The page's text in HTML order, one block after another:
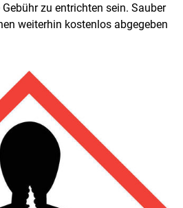
zu entrichten sein. Sauber
weiterhin kostenlos abgegeben